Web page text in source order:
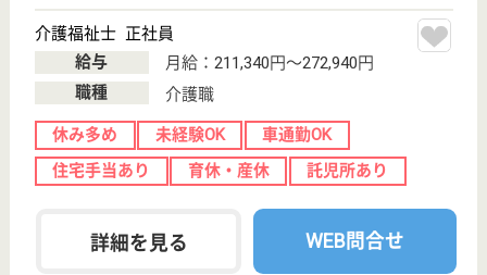
介護職（ユニット型） 正社員
月給：190,000円〜282,300円
職種
介護職
休み多め 無資格可
未経験OK
車通勤OK
育休・産休
詳細を見る WEB問合せ
月給：190,000円〜282,300円